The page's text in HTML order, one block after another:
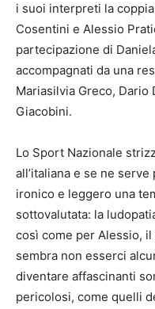
i suoi interpreti la
Cosentini e Alessio
partecipazione di
accompagnati da una
Mariasilvia Greco, Dario
Giacobini.
Lo Sport Nazionale
all’italiana e se ne
ironico e leggero una
sottovalutata: la
così come per Alessio,
sembra non esserci
diventare affascinanti
pericolosi, come quelli